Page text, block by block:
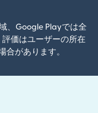
、Google Playでは全
価はユーザーの所在
合があります。